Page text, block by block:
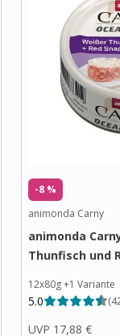
-8 %
animonda Carny
animonda
Thunfisch und
12x80g+1 Variante
5.0 (
UVP 17,88 €